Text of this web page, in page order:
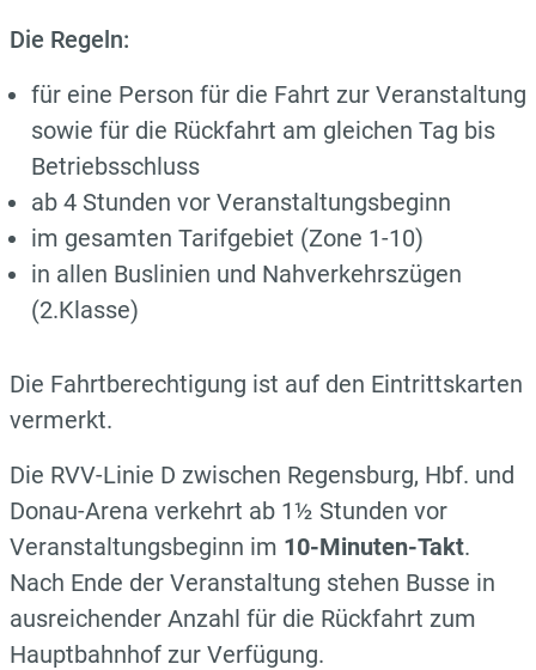
Die Regeln:
für eine Person für die Fahrt zur Veranstaltung
sowie für die Rückfahrt am gleichen Tag bis
Betriebsschluss
ab 4 Stunden vor Veranstaltungsbeginn
im gesamten Tarifgebiet (Zone 1-10)
in allen Buslinien und Nahverkehrszügen
(2.Klasse)
Die Fahrtberechtigung ist auf den Eintrittskarten
vermerkt.
Die RVV-Linie D zwischen Regensburg, Hbf. und
Donau-Arena verkehrt ab 1½ Stunden vor
Veranstaltungsbeginn im 10-Minuten-Takt.
Nach Ende der Veranstaltung stehen Busse in
ausreichender Anzahl für die Rückfahrt zum
Hauptbahnhof zur Verfügung.